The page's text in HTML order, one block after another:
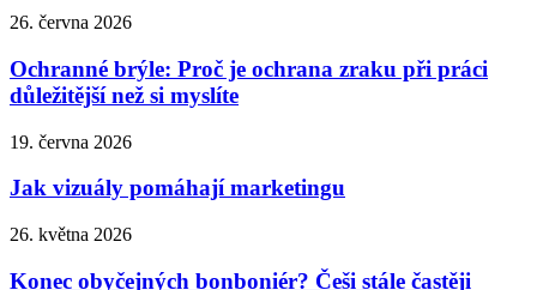
26. června 2026
Ochranné brýle: Proč je ochrana zraku při práci
důležitější než si myslíte
19. června 2026
Jak vizuály pomáhají marketingu
26. května 2026
Konec obyčejných bonboniér? Češi stále častěji